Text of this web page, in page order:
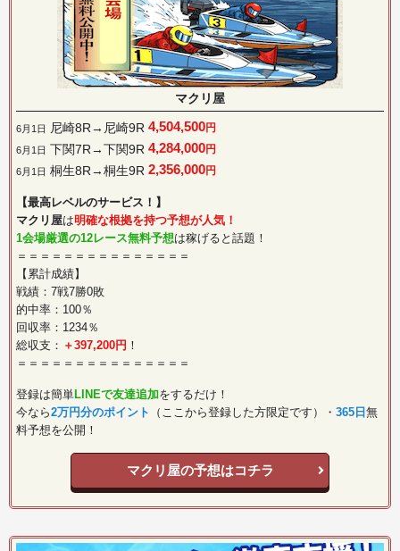
マクリ屋
6月1日 尼崎8R→尼崎9R 4,504,500円
6月1日 下関7R→下関9R 4,284,000円
6月1日 桐生8R→桐生9R 2,356,000円
【最高レベルのサービス！】
マクリ屋は明確な根拠を持つ予想が人気！
1会場厳選の12レース無料予想は稼げると話題！
＝＝＝＝＝＝＝＝＝＝＝＝＝＝＝
【累計成績】
戦績：7戦7勝0敗
的中率：100％
回収率：1234％
総収支： ＋397,200円 ！
＝＝＝＝＝＝＝＝＝＝＝＝＝＝＝
登録は簡単LINEで友達追加をするだけ！
今なら2万円分のポイント （ここから登録した方限定です）・ 365日 無
料予想を公開！
マクリ屋の予想はコチラ